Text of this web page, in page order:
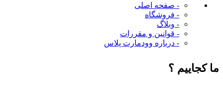
- صفحه اصلی
- فروشگاه
- وبلاگ
- قوانین و مقررات
- درباره وودمارت پلاس
ما کجاییم ؟